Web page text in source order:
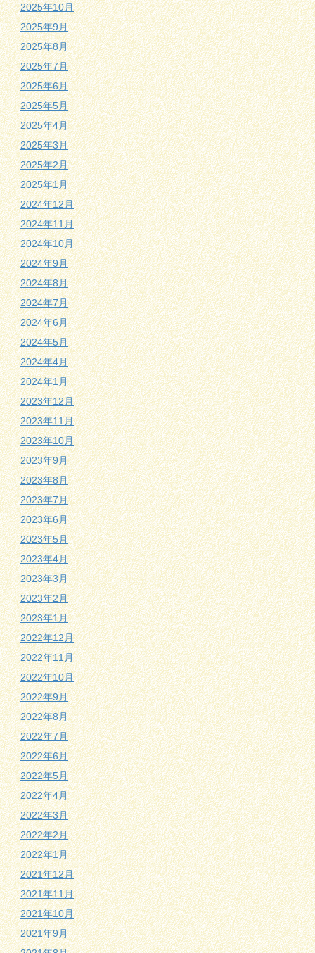
2025年10月
2025年9月
2025年8月
2025年7月
2025年6月
2025年5月
2025年4月
2025年3月
2025年2月
2025年1月
2024年12月
2024年11月
2024年10月
2024年9月
2024年8月
2024年7月
2024年6月
2024年5月
2024年4月
2024年1月
2023年12月
2023年11月
2023年10月
2023年9月
2023年8月
2023年7月
2023年6月
2023年5月
2023年4月
2023年3月
2023年2月
2023年1月
2022年12月
2022年11月
2022年10月
2022年9月
2022年8月
2022年7月
2022年6月
2022年5月
2022年4月
2022年3月
2022年2月
2022年1月
2021年12月
2021年11月
2021年10月
2021年9月